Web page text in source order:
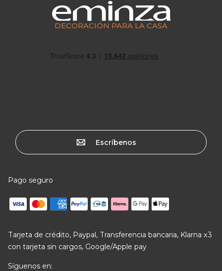
DECORACIÓN PARA LA CASA
Escríbenos
Pago seguro
Tarjeta de crédito, Paypal, Transferencia bancaria, Klarna x3
con tarjeta sin cargos, Google/Apple pay
Síguenos en: